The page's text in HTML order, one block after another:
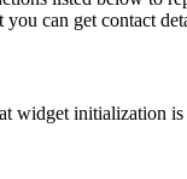
can get contact
widget initialization is